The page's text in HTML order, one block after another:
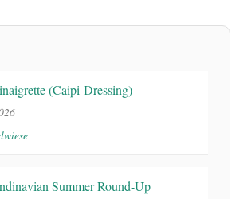
(Caipi-Dressing)
Summer Round-Up